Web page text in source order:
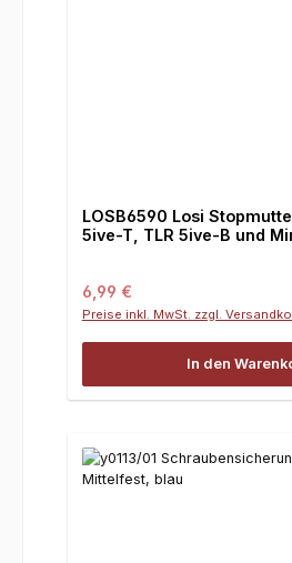
LOSB6590 Losi
5ive-T, TLR 5ive-B und
Regulärer Preis:
6,99 €
Preise inkl. MwSt. zzgl.
In den